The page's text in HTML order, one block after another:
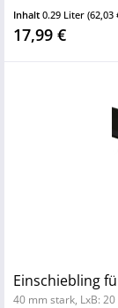
Inhalt 0.29 Liter (62,03
17,99 €
Einschiebling
40 mm stark, LxB: